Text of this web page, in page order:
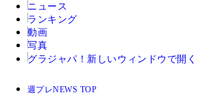
ニュース
ランキング
動画
写真
グラジャパ！ 新しいウィンドウで開く
週プレNEWS TOP